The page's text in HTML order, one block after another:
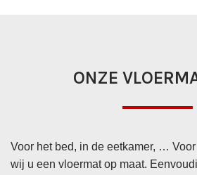
ONZE
Voor het bed, in de eetkamer, …
wij u een vloermat op maat.